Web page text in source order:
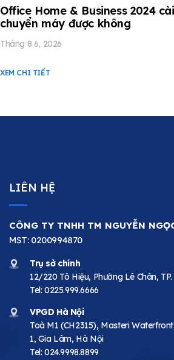
Office Home & Business 2024
chuyển máy được không
Tháng 8 6, 2026
XEM CHI TIẾT
LIÊN HỆ
CÔNG TY TNHH TM NGUYỄN
MST: 0200994870
Trụ sở chính
12/220 Tô Hiệu, Phường Lê Chân,
Tel: 0225.999.6666
VPGD Hà Nội
Toà M1 (CH2315), Masteri
1, Gia Lâm, Hà Nội
Tel: 024.9998.8899